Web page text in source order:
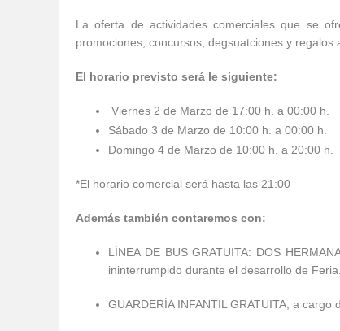
La oferta de actividades comerciales que se
promociones, concursos, degsuatciones y regalos
El horario previsto será le siguiente:
Viernes 2 de Marzo de 17:00 h. a 00:00 h.
Sábado 3 de Marzo de 10:00 h. a 00:00 h.
Domingo 4 de Marzo de 10:00 h. a 20:00 h.
*El horario comercial será hasta las 21:00
Además también contaremos con:
LÍNEA DE BUS GRATUITA: DOS
ininterrumpido durante el desarrollo de
GUARDERÍA INFANTIL GRATUITA, a